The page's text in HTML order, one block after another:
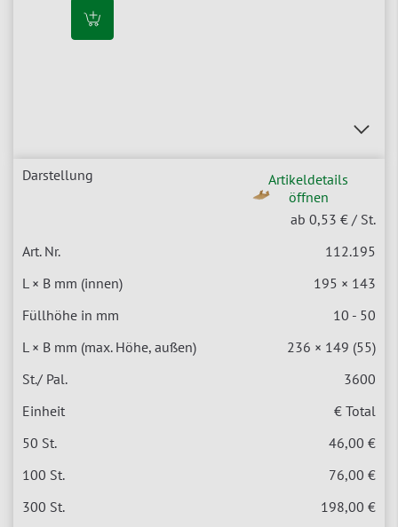
Artikeldetails
öffnen
ab 0,53 € / St.
112.195
195 × 143
10 - 50
236 × 149 (55)
3600
€ Total
46,00 €
76,00 €
198,00 €